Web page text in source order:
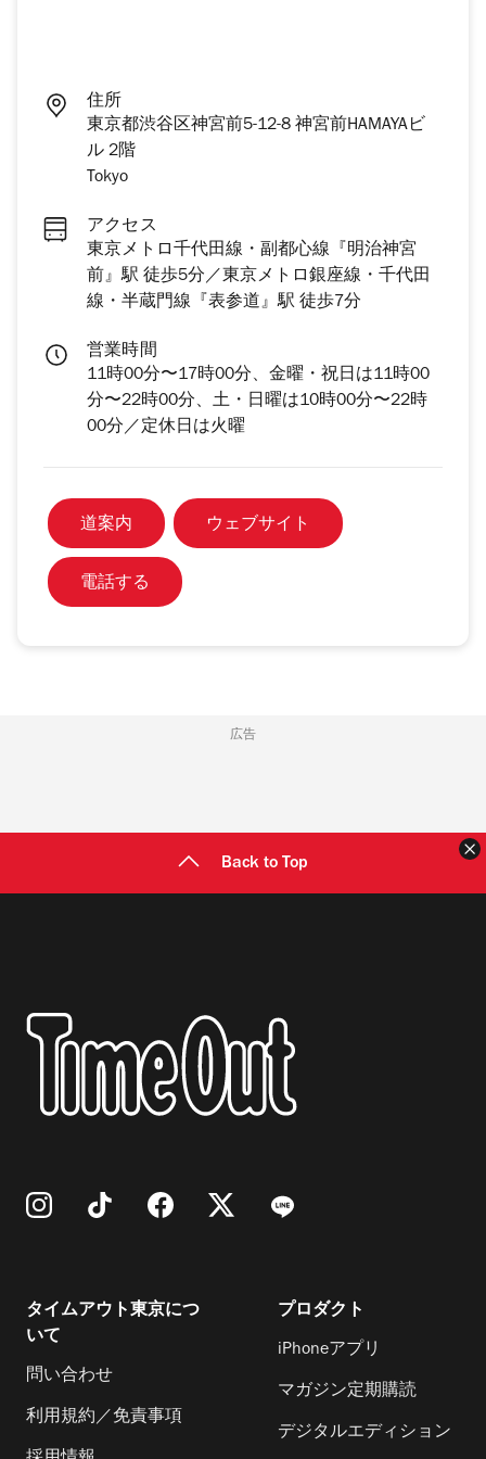
住所
東京都渋谷区神宮前5-12-8 神宮前HAMAYAビ
ル 2階
Tokyo
アクセス
東京メトロ千代田線・副都心線『明治神宮
前』駅 徒歩5分／東京メトロ銀座線・千代田
線・半蔵門線『表参道』駅 徒歩7分
営業時間
11時00分〜17時00分、金曜・祝日は11時00
分〜22時00分、土・日曜は10時00分〜22時
00分／定休日は火曜
道案内 ウェブサイト
電話する
広告
Back to Top
タイムアウト東京につ
いて
問い合わせ
利用規約／免責事項
プロダクト
iPhoneアプリ
マガジン定期購読
デジタルエディション